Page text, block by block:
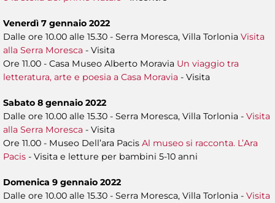
Venerdì 7 gennaio 2022
Dalle ore 10.00 alle 15.30 - Serra Moresca, Villa Torlonia Visita
alla Serra Moresca - Visita
Ore 11.00 - Casa Museo Alberto Moravia Un viaggio tra
letteratura, arte e poesia a Casa Moravia - Visita
Sabato 8 gennaio 2022
Dalle ore 10.00 alle 15.30 - Serra Moresca, Villa Torlonia - Visita
alla Serra Moresca - Visita
Ore 11.00 - Museo Dell’ara Pacis Al museo si racconta. L’Ara
Pacis - Visita e letture per bambini 5-10 anni
Domenica 9 gennaio 2022
Dalle ore 10.00 alle 15.30 - Serra Moresca, Villa Torlonia - Visita